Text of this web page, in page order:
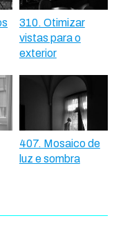
310. Otimizar
vistas para o
exterior
407. Mosaico de
luz e sombra